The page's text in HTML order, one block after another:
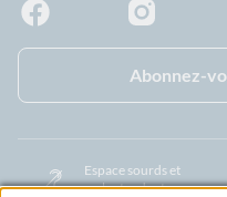
Abonnez-
Espace sourds et
malentendants